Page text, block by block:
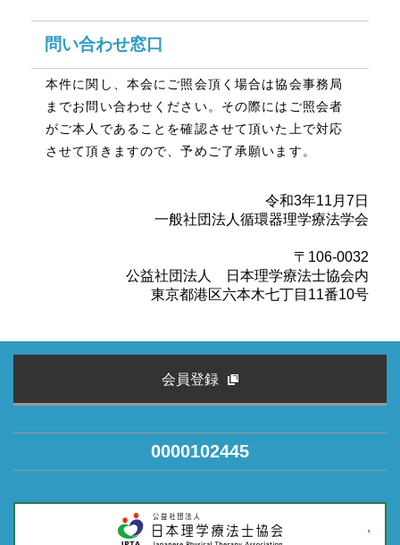
問い合わせ窓口
本件に関し、本会にご照会頂く場合は協会事務局
までお問い合わせください。その際にはご照会者
がご本人であることを確認させて頂いた上で対応
させて頂きますので、予めご了承願います。
令和3年11月7日
一般社団法人循環器理学療法学会
〒106-0032
公益社団法人 日本理学療法士協会内
東京都港区六本木七丁目11番10号
会員登録
0000102445